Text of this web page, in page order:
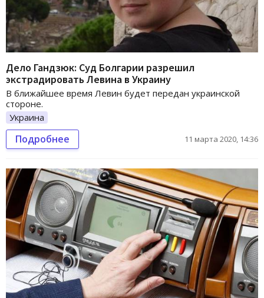
Дело Гандзюк: Суд Болгарии разрешил
экстрадировать Левина в Украину
В ближайшее время Левин будет передан украинской
стороне.
Украина
Подробнее 11 марта 2020, 14:36